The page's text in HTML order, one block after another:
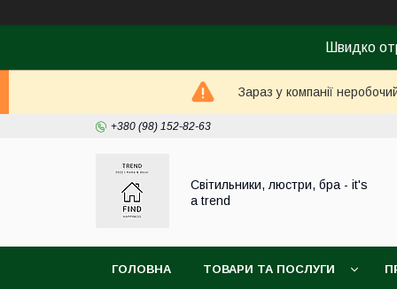
Швидко
Зараз у компанії
+380 (98) 152-82-63
Світильники, люстри, бра - it's
a trend
ГОЛОВНА ТОВАРИ ТА ПОСЛУГИ